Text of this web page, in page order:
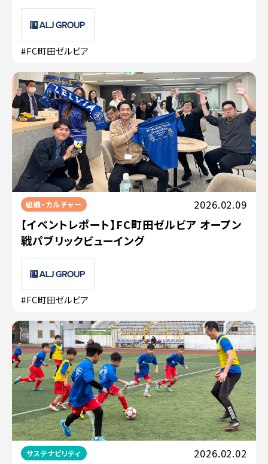
#FC町田ゼルビア
組織・カルチャー 2026.02.09
【イベントレポート】FC町田ゼルビア オープン
戦パブリックビューイング
#FC町田ゼルビア
サステナビリティ 2026.02.02